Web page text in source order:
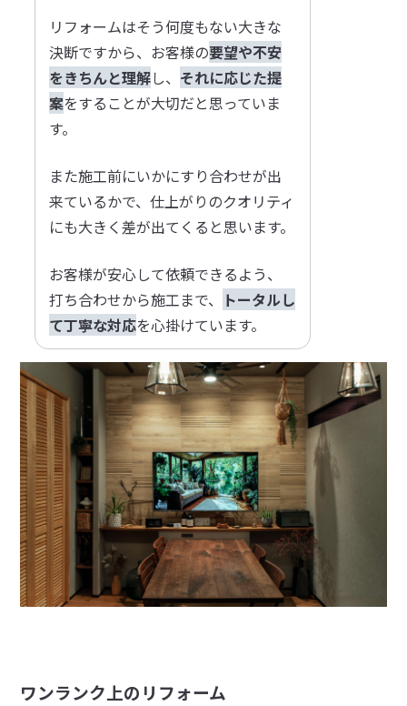
リフォームはそう何度もない大きな
決断ですから、お客様の要望や不安
をきちんと理解し、 それに応じた提
案をすることが大切だと思っていま
す。
また施工前にいかにすり合わせが出
来ているかで、仕上がりのクオリティ
にも大きく差が出てくると思います。
お客様が安心して依頼できるよう、
打ち合わせから施工まで、 トータルし
て丁寧な対応を心掛けています。
ワンランク上のリフォーム